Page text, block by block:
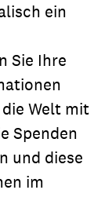
ein
Sie Ihre
Welt mit
Spenden
und diese
im